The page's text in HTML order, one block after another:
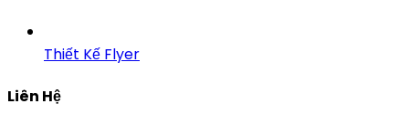
Thiết Kế Flyer
Liên Hệ